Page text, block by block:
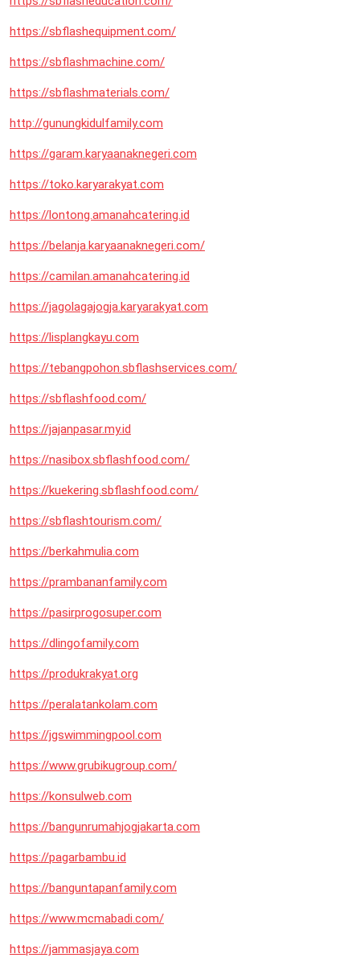
https://sbflashequipment.com/
https://sbflashmachine.com/
https://sbflashmaterials.com/
http://gunungkidulfamily.com
https://garam.karyaanaknegeri.com
https://toko.karyarakyat.com
https://lontong.amanahcatering.id
https://belanja.karyaanaknegeri.com/
https://camilan.amanahcatering.id
https://jagolagajogja.karyarakyat.com
https://lisplangkayu.com
https://tebangpohon.sbflashservices.com/
https://sbflashfood.com/
https://jajanpasar.my.id
https://nasibox.sbflashfood.com/
https://kuekering.sbflashfood.com/
https://sbflashtourism.com/
https://berkahmulia.com
https://prambananfamily.com
https://pasirprogosuper.com
https://dlingofamily.com
https://produkrakyat.org
https://peralatankolam.com
https://jgswimmingpool.com
https://www.grubikugroup.com/
https://konsulweb.com
https://bangunrumahjogjakarta.com
https://pagarbambu.id
https://banguntapanfamily.com
https://www.mcmabadi.com/
https://jammasjaya.com